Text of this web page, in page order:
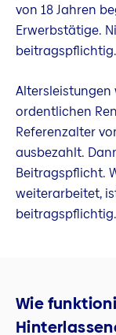
von 18 Jahren
Erwerbstätige.
beitragspflichtig.
ordentlichen
Referenzalter
ausbezahlt.
Beitragspflicht.
weiterarbeitet,
beitragspflichtig.
Wie